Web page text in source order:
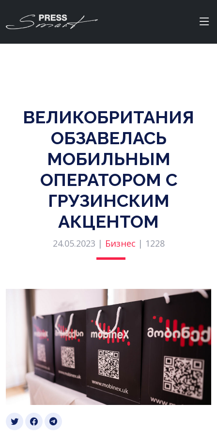
ВЕЛИКОБРИТАНИЯ
ОБЗАВЕЛАСЬ
МОБИЛЬНЫМ
ОПЕРАТОРОМ С
ГРУЗИНСКИМ
АКЦЕНТОМ
24.05.2023 | Бизнес | 1228